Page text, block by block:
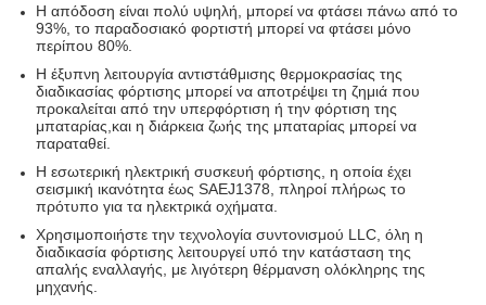
Η απόδοση είναι πολύ υψηλή, μπορεί να φτάσει πάνω από το
93%, το παραδοσιακό φορτιστή μπορεί να φτάσει μόνο
περίπου 80%.
Η έξυπνη λειτουργία αντιστάθμισης θερμοκρασίας της
διαδικασίας φόρτισης μπορεί να αποτρέψει τη ζημιά που
προκαλείται από την υπερφόρτιση ή την φόρτιση της
μπαταρίας,και η διάρκεια ζωής της μπαταρίας μπορεί να
παραταθεί.
Η εσωτερική ηλεκτρική συσκευή φόρτισης, η οποία έχει
σεισμική ικανότητα έως SAEJ1378, πληροί πλήρως το
πρότυπο για τα ηλεκτρικά οχήματα.
Χρησιμοποιήστε την τεχνολογία συντονισμού LLC, όλη η
διαδικασία φόρτισης λειτουργεί υπό την κατάσταση της
απαλής εναλλαγής, με λιγότερη θέρμανση ολόκληρης της
μηχανής.